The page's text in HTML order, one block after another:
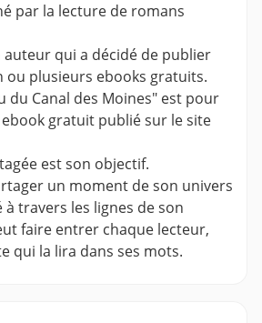
par la lecture de romans
auteur qui a décidé de publier
ou plusieurs ebooks gratuits.
du Canal des Moines" est pour
ebook gratuit publié sur le site
est son objectif.
un moment de son univers
travers les lignes de son
faire entrer chaque lecteur,
qui la lira dans ses mots.